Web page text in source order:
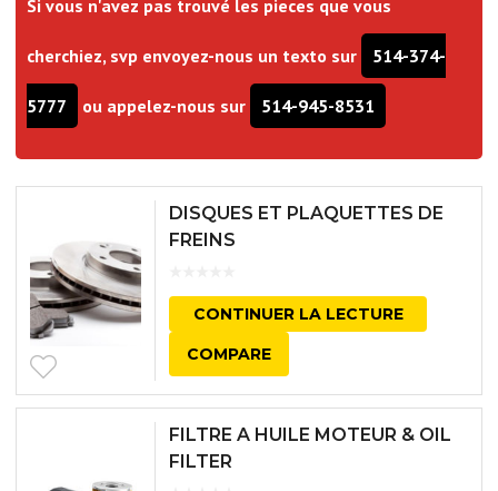
Si vous n'avez pas trouvé les pieces que vous
cherchiez, svp envoyez-nous un texto sur 514-374-
5777 ou appelez-nous sur 514-945-8531
DISQUES ET PLAQUETTES DE
FREINS
CONTINUER LA LECTURE
COMPARE
FILTRE A HUILE MOTEUR & OIL
FILTER